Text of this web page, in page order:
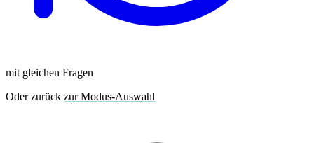
mit gleichen Fragen
Oder zurück zur Modus-Auswahl